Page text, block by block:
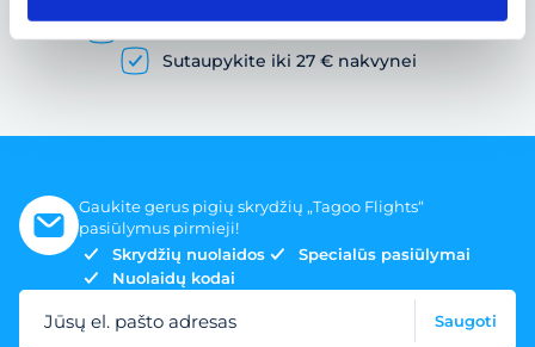
Sutaupykite iki 27 € nakvynei
Gaukite gerus pigių skrydžių „Tagoo Flights“
pasiūlymus pirmieji!
Skrydžių nuolaidos
Specialūs pasiūlymai
Nuolaidų kodai
Jūsų el. pašto adresas Saugoti